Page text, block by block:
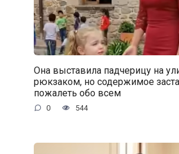
Она выставила падчерицу на
рюкзаком, но содержимое
пожалеть обо всем
0 544